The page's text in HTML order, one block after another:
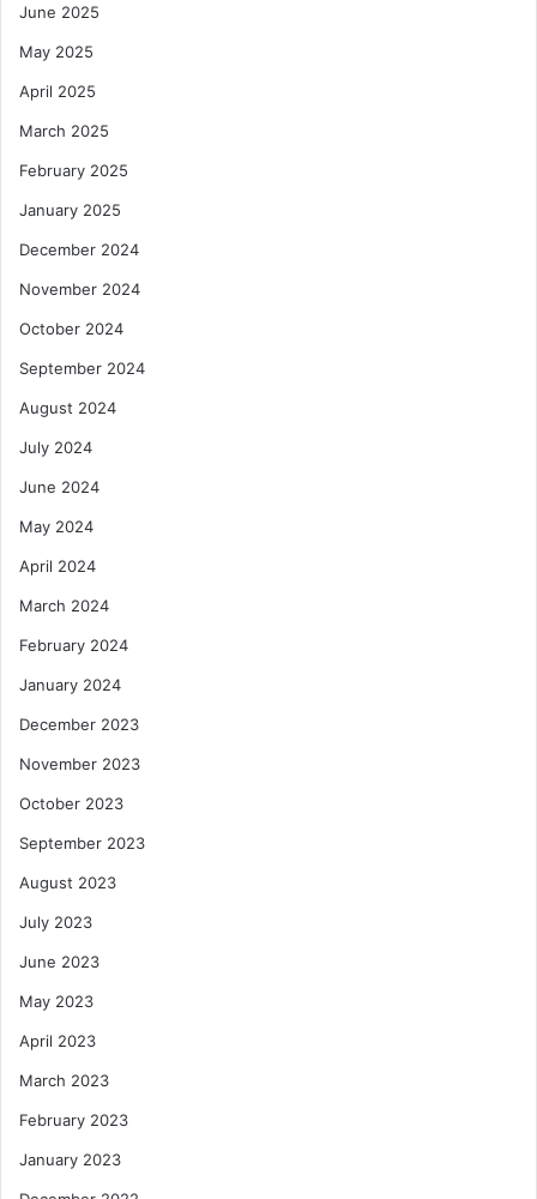
June 2025
May 2025
April 2025
March 2025
February 2025
January 2025
December 2024
November 2024
October 2024
September 2024
August 2024
July 2024
June 2024
May 2024
April 2024
March 2024
February 2024
January 2024
December 2023
November 2023
October 2023
September 2023
August 2023
July 2023
June 2023
May 2023
April 2023
March 2023
February 2023
January 2023